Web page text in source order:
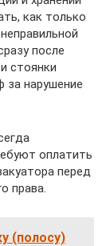
как только
после
стоянки
за нарушение
оплатить
перед
права.
(полосу)